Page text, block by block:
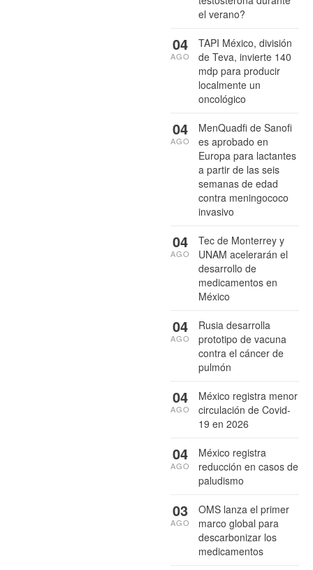
el verano?
TAPI México, división
de Teva, invierte 140
mdp para producir
localmente un
oncológico
04
AGO
MenQuadfi de Sanofi
es aprobado en
Europa para lactantes
a partir de las seis
semanas de edad
contra meningococo
invasivo
04
AGO
Tec de Monterrey y
UNAM acelerarán el
desarrollo de
medicamentos en
México
04
AGO
Rusia desarrolla
prototipo de vacuna
contra el cáncer de
pulmón
04
AGO
México registra menor
circulación de Covid-
19 en 2026
04
AGO
México registra
reducción en casos de
paludismo
04
AGO
OMS lanza el primer
marco global para
descarbonizar los
medicamentos
03
AGO